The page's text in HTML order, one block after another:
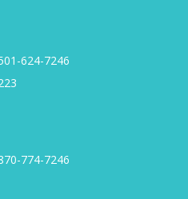
624-7246
774-7246